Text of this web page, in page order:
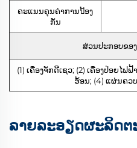
ຄະແນນຄຸນຄ່າການป້ອງ
ກັນ
ສ່ວນປະກອບຂອ
(1) ເຄື່ອງຈັກດີເຊວ; (2) ເຄື່ອງປ່ອຍໄຟ
ຮ້ອນ; (4) ແຜ່ນຄວ
ລາຍລະອຽດຜະລິດຕ